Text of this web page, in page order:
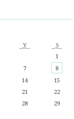
V S
1
7
8
14
15
21
22
28
29